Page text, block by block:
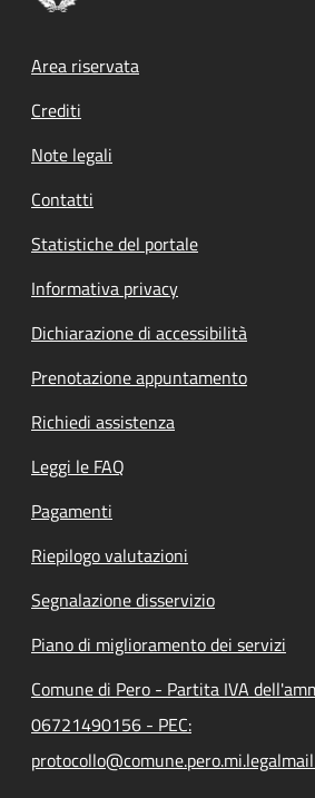
Footer menu
Area riservata
Crediti
Note legali
Contatti
Statistiche del portale
Informativa privacy
Dichiarazione di accessibilità
Prenotazione appuntamento
Richiedi assistenza
Leggi le FAQ
Pagamenti
Riepilogo valutazioni
Segnalazione disservizio
Piano di miglioramento dei servizi
Comune di Pero - Partita IVA
06721490156 - PEC: